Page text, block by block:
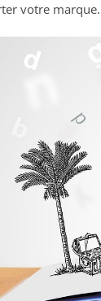
votre marque.